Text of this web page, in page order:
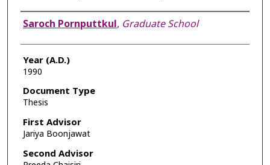
Author
Saroch Pornputtkul, Graduate School
Year (A.D.)
1990
Document Type
Thesis
First Advisor
Jariya Boonjawat
Second Advisor